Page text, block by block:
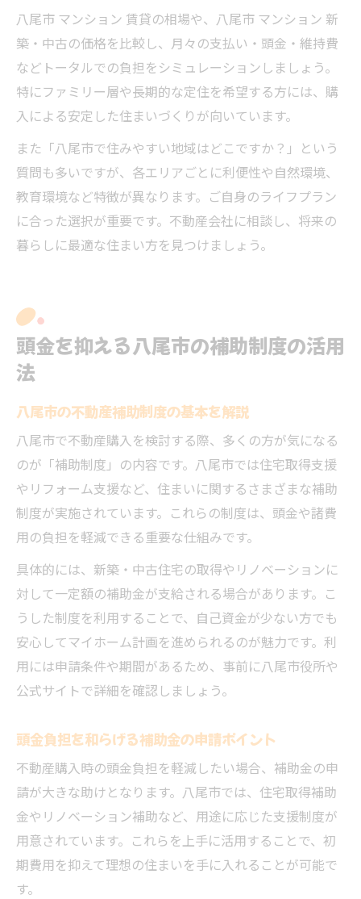
八尾市 マンション 賃貸の相場や、八尾市 マンション 新
築・中古の価格を比較し、月々の支払い・頭金・維持費
などトータルでの負担をシミュレーションしましょう。
特にファミリー層や長期的な定住を希望する方には、購
入による安定した住まいづくりが向いています。
また「八尾市で住みやすい地域はどこですか？」という
質問も多いですが、各エリアごとに利便性や自然環境、
教育環境など特徴が異なります。ご自身のライフプラン
に合った選択が重要です。不動産会社に相談し、将来の
暮らしに最適な住まい方を見つけましょう。
頭金を抑える八尾市の補助制度の活用
法
八尾市の不動産補助制度の基本を解説
八尾市で不動産購入を検討する際、多くの方が気になる
のが「補助制度」の内容です。八尾市では住宅取得支援
やリフォーム支援など、住まいに関するさまざまな補助
制度が実施されています。これらの制度は、頭金や諸費
用の負担を軽減できる重要な仕組みです。
具体的には、新築・中古住宅の取得やリノベーションに
対して一定額の補助金が支給される場合があります。こ
うした制度を利用することで、自己資金が少ない方でも
安心してマイホーム計画を進められるのが魅力です。利
用には申請条件や期間があるため、事前に八尾市役所や
公式サイトで詳細を確認しましょう。
頭金負担を和らげる補助金の申請ポイント
不動産購入時の頭金負担を軽減したい場合、補助金の申
請が大きな助けとなります。八尾市では、住宅取得補助
金やリノベーション補助など、用途に応じた支援制度が
用意されています。これらを上手に活用することで、初
期費用を抑えて理想の住まいを手に入れることが可能で
す。